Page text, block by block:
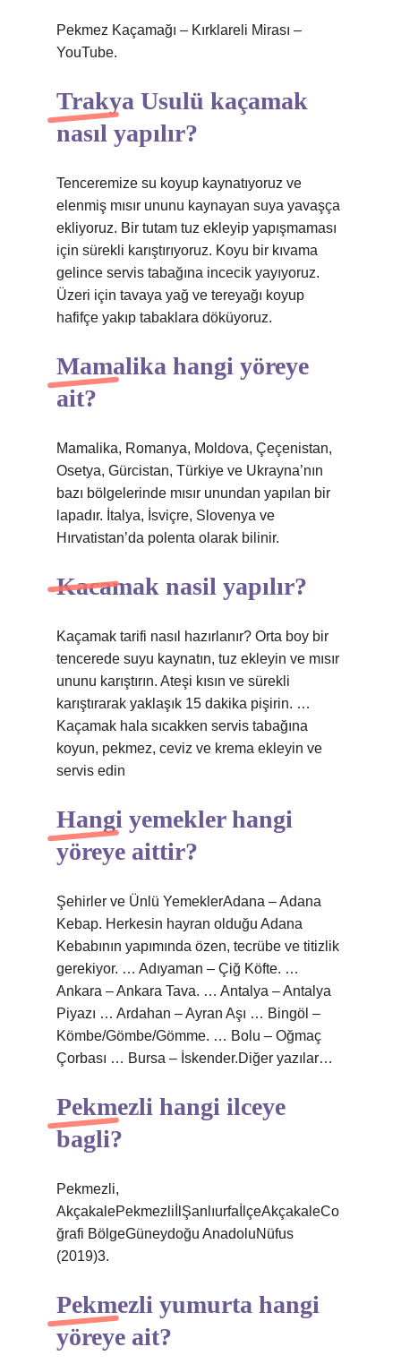
Pekmez Kaçamağı – Kırklareli Mirası –
YouTube.
Trakya Usulü kaçamak
nasıl yapılır?
Tenceremize su koyup kaynatıyoruz ve
elenmiş mısır ununu kaynayan suya yavaşça
ekliyoruz. Bir tutam tuz ekleyip yapışmaması
için sürekli karıştırıyoruz. Koyu bir kıvama
gelince servis tabağına incecik yayıyoruz.
Üzeri için tavaya yağ ve tereyağı koyup
hafifçe yakıp tabaklara döküyoruz.
Mamalika hangi yöreye
ait?
Mamalika, Romanya, Moldova, Çeçenistan,
Osetya, Gürcistan, Türkiye ve Ukrayna’nın
bazı bölgelerinde mısır unundan yapılan bir
lapadır. İtalya, İsviçre, Slovenya ve
Hırvatistan’da polenta olarak bilinir.
Kacamak nasil yapılır?
Kaçamak tarifi nasıl hazırlanır? Orta boy bir
tencerede suyu kaynatın, tuz ekleyin ve mısır
ununu karıştırın. Ateşi kısın ve sürekli
karıştırarak yaklaşık 15 dakika pişirin. …
Kaçamak hala sıcakken servis tabağına
koyun, pekmez, ceviz ve krema ekleyin ve
servis edin
Hangi yemekler hangi
yöreye aittir?
Şehirler ve Ünlü YemeklerAdana – Adana
Kebap. Herkesin hayran olduğu Adana
Kebabının yapımında özen, tecrübe ve titizlik
gerekiyor. … Adıyaman – Çiğ Köfte. …
Ankara – Ankara Tava. … Antalya – Antalya
Piyazı … Ardahan – Ayran Aşı … Bingöl –
Kömbe/Gömbe/Gömme. … Bolu – Oğmaç
Çorbası … Bursa – İskender.Diğer yazılar…
Pekmezli hangi ilceye
bagli?
Pekmezli,
AkçakalePekmezliİlŞanlıurfaİlçeAkçakaleCo
ğrafi BölgeGüneydoğu AnadoluNüfus
(2019)3.
Pekmezli yumurta hangi
yöreye ait?